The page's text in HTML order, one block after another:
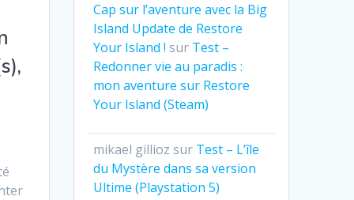
Cap sur l’aventure avec la Big
Island Update de Restore
Your Island ! sur Test –
Redonner vie au paradis :
mon aventure sur Restore
Your Island (Steam)
mikael gillioz sur Test – L’île
du Mystère dans sa version
Ultime (Playstation 5)